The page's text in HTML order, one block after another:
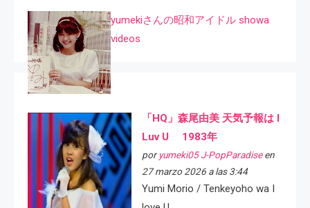
yumekiさんの昭和アイドル showa
videos
「HQ」森尾由美 天気予報は I
Luv U 1983年
por yumeki05 J-PopParadiseen
27 marzo 2026 a las 3:44
Yumi Morio / Tenkeyoho wa I